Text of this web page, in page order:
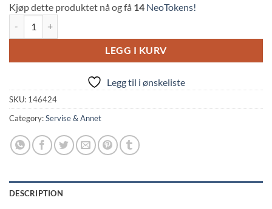
Kjøp dette produktet nå og få 14 NeoTokens!
LEGG I KURV
Legg til i ønskeliste
SKU: 146424
Category:Servise & Annet
DESCRIPTION